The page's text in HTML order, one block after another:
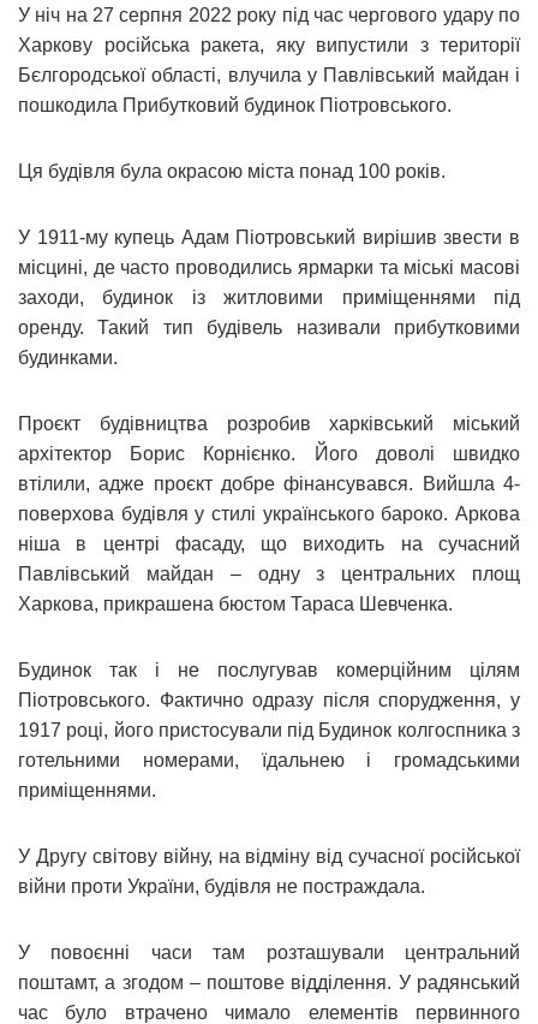
У ніч на 27 серпня 2022 року під час чергового удару по
Харкову російська ракета, яку випустили з території
Бєлгородської області, влучила у Павлівський майдан і
пошкодила Прибутковий будинок Піотровського.
Ця будівля була окрасою міста понад 100 років.
У 1911-му купець Адам Піотровський вирішив звести в
місцині, де часто проводились ярмарки та міські масові
заходи, будинок із житловими приміщеннями під
оренду. Такий тип будівель називали прибутковими
будинками.
Проєкт будівництва розробив харківський міський
архітектор Борис Корнієнко. Його доволі швидко
втілили, адже проєкт добре фінансувався. Вийшла 4-
поверхова будівля у стилі українського бароко. Аркова
ніша в центрі фасаду, що виходить на сучасний
Павлівський майдан – одну з центральних площ
Харкова, прикрашена бюстом Тараса Шевченка.
Будинок так і не послугував комерційним цілям
Піотровського. Фактично одразу після спорудження, у
1917 році, його пристосували під Будинок колгоспника з
готельними номерами, їдальнею і громадськими
приміщеннями.
У Другу світову війну, на відміну від сучасної російської
війни проти України, будівля не постраждала.
У повоєнні часи там розташували центральний
поштамт, а згодом – поштове відділення. У радянський
час було втрачено чимало елементів первинного